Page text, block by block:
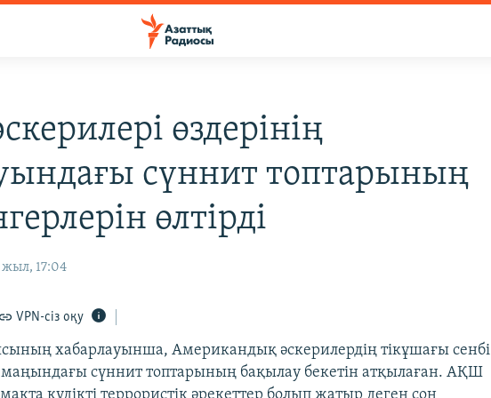
өздерінің
сүннит топтарының
өлтірді
17:04
VPN-сіз оқу
хабарлауынша, Американдық әскерилердің тікұшағы сенбі
сүннит топтарының бақылау бекетін атқылаған. АҚШ